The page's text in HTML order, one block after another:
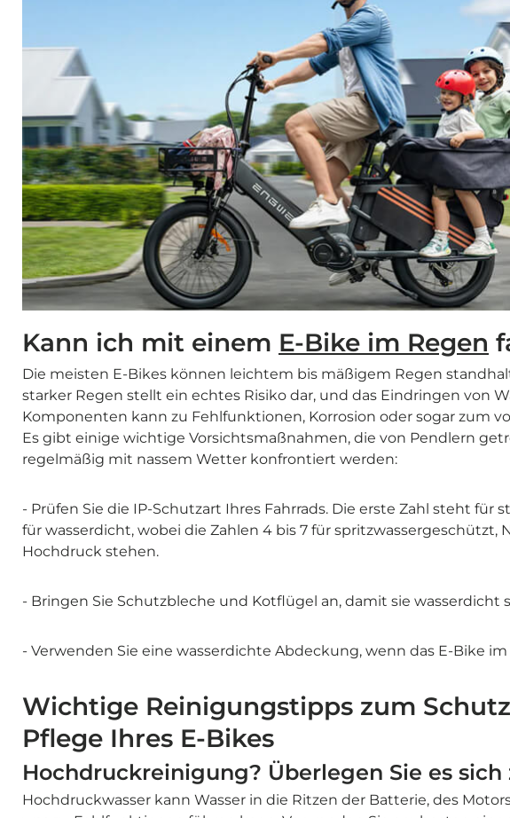
Kann ich mit einem E-Bike im Regen
Die meisten E-Bikes können leichtem bis mäßigem Regen
starker Regen stellt ein echtes Risiko dar, und das Eindringen von
Komponenten kann zu Fehlfunktionen, Korrosion oder sogar zum
Es gibt einige wichtige Vorsichtsmaßnahmen, die von Pendlern
regelmäßig mit nassem Wetter konfrontiert werden:
- Prüfen Sie die IP-Schutzart Ihres Fahrrads. Die erste Zahl steht für
für wasserdicht, wobei die Zahlen 4 bis 7 für spritzwassergeschützt,
Hochdruck stehen.
- Bringen Sie Schutzbleche und Kotflügel an, damit sie wasserdicht
- Verwenden Sie eine wasserdichte Abdeckung, wenn das E-Bike
Wichtige Reinigungstipps zum
Pflege Ihres E-Bikes
Hochdruckreinigung? Überlegen Sie es sich
Hochdruckwasser kann Wasser in die Ritzen der Batterie, des